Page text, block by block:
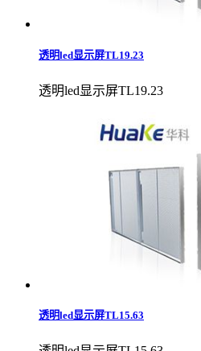
透明led显示屏TL19.23
透明led显示屏TL19.23
透明led显示屏TL15.63